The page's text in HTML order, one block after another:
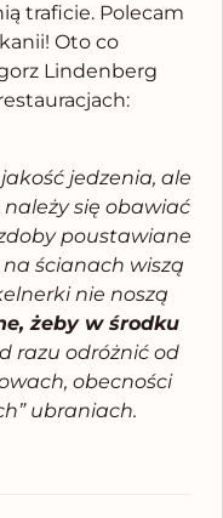
traficie. Polecam
Oto co
Lindenberg
jedzenia, ale
się obawiać
poustawiane
ścianach wiszą
nie noszą
żeby w środku
razu odróżnić od
obecności
ubraniach.